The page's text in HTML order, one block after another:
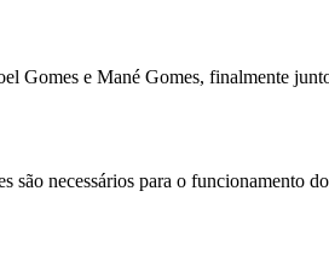
Gomes e Mané Gomes, finalmente
são necessários para o funcionamento